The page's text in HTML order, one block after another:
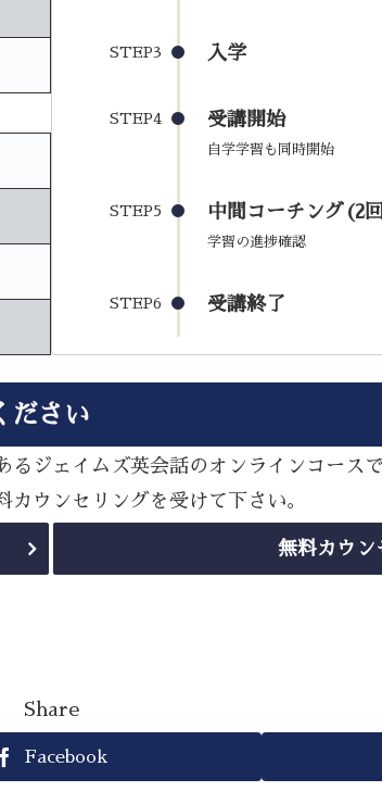
STEP3 入学
STEP4 受講開始
自学学習も同時開始
STEP5 中間コーチング(2
学習の進捗確認
STEP6 受講終了
ださい
ジェイムズ英会話のオンラインコース
ウンセリングを受けて下さい。
無料カウン
Share
Facebook